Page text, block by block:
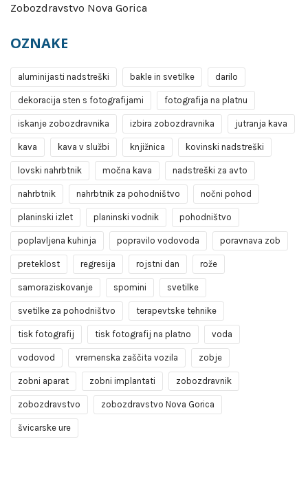
Zobozdravstvo Nova Gorica
OZNAKE
aluminijasti nadstreški bakle in svetilke darilo
dekoracija sten s fotografijami fotografija na platnu
iskanje zobozdravnika izbira zobozdravnika jutranja kava
kava kava v službi knjižnica kovinski nadstreški
lovski nahrbtnik močna kava nadstreški za avto
nahrbtnik nahrbtnik za pohodništvo nočni pohod
planinski izlet planinski vodnik pohodništvo
poplavljena kuhinja popravilo vodovoda poravnava zob
preteklost regresija rojstni dan rože
samoraziskovanje spomini svetilke
svetilke za pohodništvo terapevtske tehnike
tisk fotografij tisk fotografij na platno voda
vodovod vremenska zaščita vozila zobje
zobni aparat zobni implantati zobozdravnik
zobozdravstvo zobozdravstvo Nova Gorica
švicarske ure